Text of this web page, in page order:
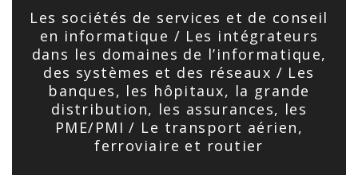
Les sociétés de services et de conseil
en informatique / Les intégrateurs
dans les domaines de l’informatique,
des systèmes et des réseaux / Les
banques, les hôpitaux, la grande
distribution, les assurances, les
PME/PMI / Le transport aérien,
ferroviaire et routier